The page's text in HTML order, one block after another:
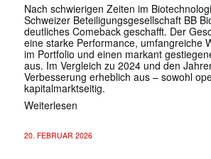
Nach schwierigen Zeiten im
Schweizer Beteiligungsgesellschaft BB
deutliches Comeback geschafft. Der
eine starke Performance, umfangreiche
im Portfolio und einen markant
aus. Im Vergleich zu 2024 und den
Verbesserung erheblich aus – sowohl
kapitalmarktseitig.
Weiterlesen
20. FEBRUAR 2026